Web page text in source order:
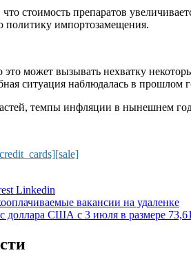
стоимость препаратов
политику импортозамещения.
может вызывать нехватку
ситуация наблюдалась в прошлом
темпы инфляции в нынешнем
Linkedin
вакансии на удаленке
доллара США с 3 июля в размере